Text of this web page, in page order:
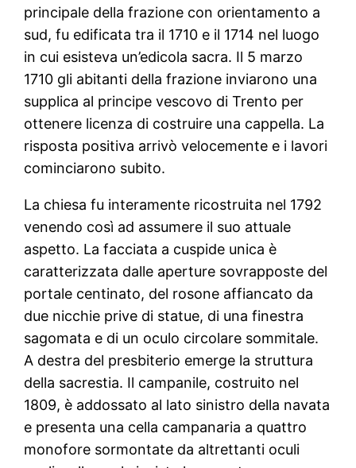
principale della frazione con orientamento a
sud, fu edificata tra il 1710 e il 1714 nel luogo
in cui esisteva un’edicola sacra. Il 5 marzo
1710 gli abitanti della frazione inviarono una
supplica al principe vescovo di Trento per
ottenere licenza di costruire una cappella. La
risposta positiva arrivò velocemente e i lavori
cominciarono subito.
La chiesa fu interamente ricostruita nel 1792
venendo così ad assumere il suo attuale
aspetto. La facciata a cuspide unica è
caratterizzata dalle aperture sovrapposte del
portale centinato, del rosone affiancato da
due nicchie prive di statue, di una finestra
sagomata e di un oculo circolare sommitale.
A destra del presbiterio emerge la struttura
della sacrestia. Il campanile, costruito nel
1809, è addossato al lato sinistro della navata
e presenta una cella campanaria a quattro
monofore sormontate da altrettanti oculi